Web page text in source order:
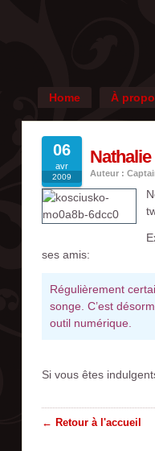
Home À
06
avr
2009 Auteur :
ses amis:
Régulièrement
songe. C’est
outil numérique.
Si vous êtes
← Retour à l'accueil